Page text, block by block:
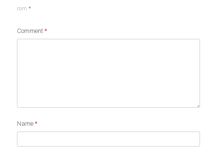
com *
Comment *
Name *